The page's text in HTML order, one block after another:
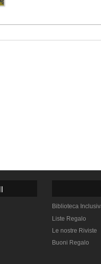
Biblioteca
Liste Regalo
Le nostre Riviste
Buoni Regalo